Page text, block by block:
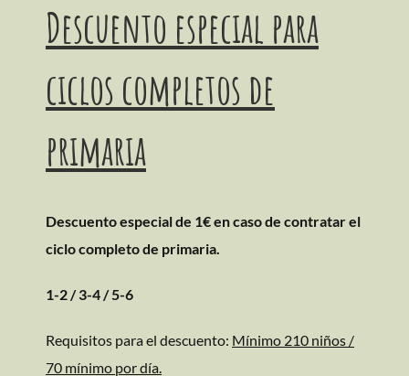
Descuento especial para
ciclos completos de
primaria
Descuento especial de 1€ en caso de contratar el
ciclo completo de primaria.
1-2 / 3-4 / 5-6
Requisitos para el descuento: Mínimo 210 niños /
70 mínimo por día.